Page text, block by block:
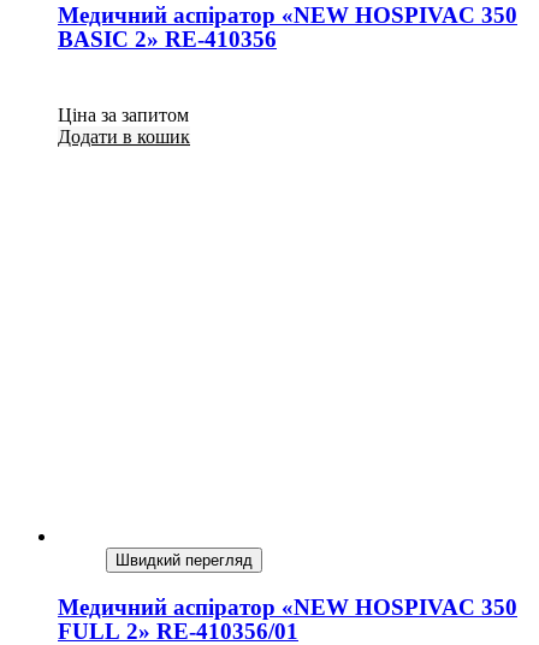
Медичний аспіратор «NEW HOSPIVAC 350
BASIC 2» RE-410356
Ціна за запитом
Додати в кошик
Швидкий перегляд
Медичний аспіратор «NEW HOSPIVAC 350
FULL 2» RE-410356/01